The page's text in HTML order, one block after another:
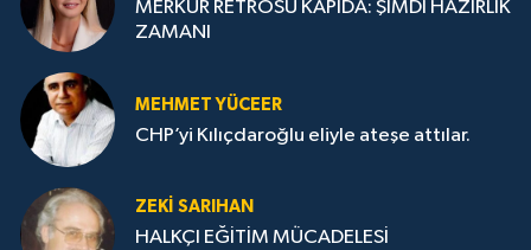
MERKÜR RETROSU KAPIDA: ŞİMDİ HAZIRLIK
ZAMANI
MEHMET YÜCEER
CHP’yi Kılıçdaroğlu eliyle ateşe attılar.
ZEKI SARIHAN
HALKÇI EĞİTİM MÜCADELESİ